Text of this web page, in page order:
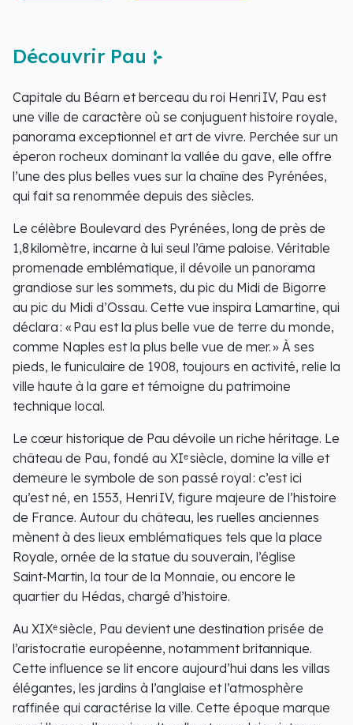
Découvrir Pau
Capitale du Béarn et berceau du roi Henri IV, Pau est
une ville de caractère où se conjuguent histoire royale,
panorama exceptionnel et art de vivre. Perchée sur un
éperon rocheux dominant la vallée du gave, elle offre
l’une des plus belles vues sur la chaîne des Pyrénées,
qui fait sa renommée depuis des siècles.
Le célèbre Boulevard des Pyrénées, long de près de
1,8 kilomètre, incarne à lui seul l’âme paloise. Véritable
promenade emblématique, il dévoile un panorama
grandiose sur les sommets, du pic du Midi de Bigorre
au pic du Midi d’Ossau. Cette vue inspira Lamartine, qui
déclara : « Pau est la plus belle vue de terre du monde,
comme Naples est la plus belle vue de mer. » À ses
pieds, le funiculaire de 1908, toujours en activité, relie la
ville haute à la gare et témoigne du patrimoine
technique local.
Le cœur historique de Pau dévoile un riche héritage. Le
château de Pau, fondé au XIᵉ siècle, domine la ville et
demeure le symbole de son passé royal : c’est ici
qu’est né, en 1553, Henri IV, figure majeure de l’histoire
de France. Autour du château, les ruelles anciennes
mènent à des lieux emblématiques tels que la place
Royale, ornée de la statue du souverain, l’église
Saint‑Martin, la tour de la Monnaie, ou encore le
quartier du Hédas, chargé d’histoire.
Au XIXᵉ siècle, Pau devient une destination prisée de
l’aristocratie européenne, notamment britannique.
Cette influence se lit encore aujourd’hui dans les villas
élégantes, les jardins à l’anglaise et l’atmosphère
raffinée qui caractérise la ville. Cette époque marque